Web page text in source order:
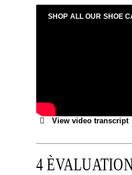
SHOP ALL OUR SHOE
View video transcript
4